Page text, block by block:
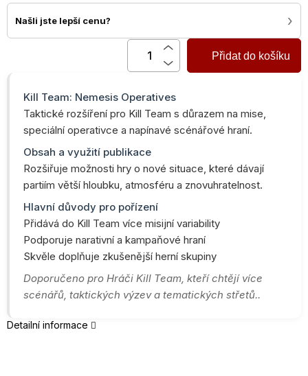
Našli jste lepší cenu? ›
Přidat do košíku
Kill Team: Nemesis Operatives
Taktické rozšíření pro Kill Team s důrazem na mise,
speciální operativce a napínavé scénářové hraní.
Obsah a využití publikace
Rozšiřuje možnosti hry o nové situace, které dávají
partiím větší hloubku, atmosféru a znovuhratelnost.
Hlavní důvody pro pořízení
Přidává do Kill Team více misijní variability
Podporuje narativní a kampaňové hraní
Skvěle doplňuje zkušenější herní skupiny
Doporučeno pro Hráči Kill Team, kteří chtějí více
scénářů, taktických výzev a tematických střetů..
Detailní informace